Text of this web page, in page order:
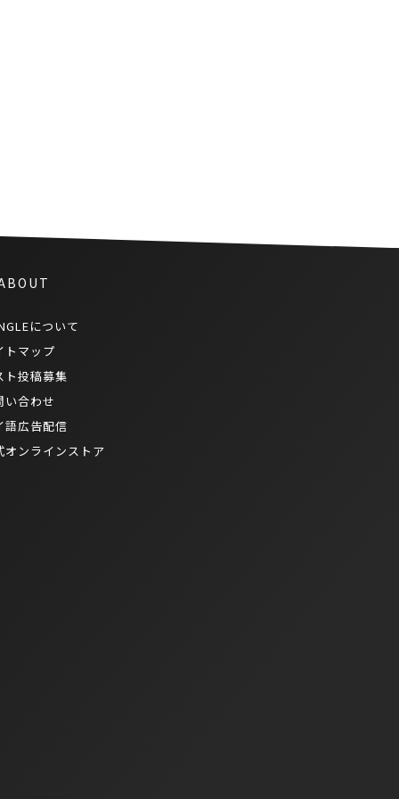
について
トマップ
ト投稿募集
い合わせ
語広告配信
オンラインストア